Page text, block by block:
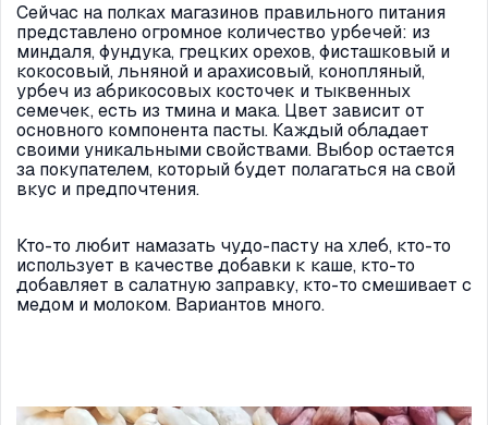
Сейчас на полках магазинов правильного питания
представлено огромное количество урбечей: из
миндаля, фундука, грецких орехов, фисташковый и
кокосовый, льняной и арахисовый, конопляный,
урбеч из абрикосовых косточек и тыквенных
семечек, есть из тмина и мака. Цвет зависит от
основного компонента пасты. Каждый обладает
своими уникальными свойствами. Выбор остается
за покупателем, который будет полагаться на свой
вкус и предпочтения.
Кто-то любит намазать чудо-пасту на хлеб, кто-то
использует в качестве добавки к каше, кто-то
добавляет в салатную заправку, кто-то смешивает с
медом и молоком. Вариантов много.